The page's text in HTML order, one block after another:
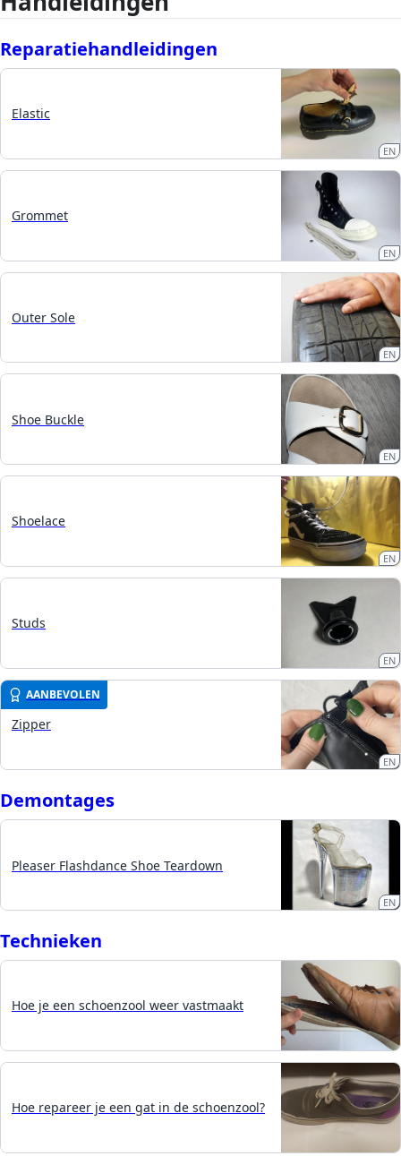
Reparatiehandleidingen
Elastic
EN
Grommet
EN
Outer Sole
EN
Shoe Buckle
EN
Shoelace
EN
Studs
EN
AANBEVOLEN
Zipper
EN
Demontages
Pleaser Flashdance Shoe Teardown
EN
Technieken
Hoe je een schoenzool weer vastmaakt
Hoe repareer je een gat in de schoenzool?